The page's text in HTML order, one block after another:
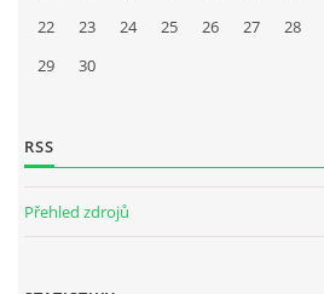
22
23 24 25 26 27
28
29
30
RSS
Přehled zdrojů